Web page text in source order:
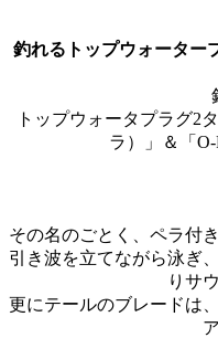
釣れるトップウォーター
トップウォータプラグ2
ラ）」＆「O-
その名のごとく、ペラ付
引き波を立てながら泳ぎ
りサ
更にテールのブレードは